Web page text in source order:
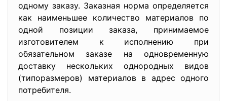
одному заказу. Заказная норма определяется
как наименьшее количество материалов по
одной позиции заказа, принимаемое
изготовителем к исполнению при
обязательном заказе на одновременную
доставку нескольких однородных видов
(типоразмеров) материалов в адрес одного
потребителя.